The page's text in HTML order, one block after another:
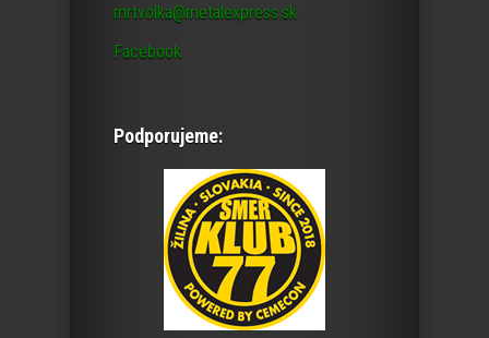
mrtvolka@metalexpress.sk
Facebook
Podporujeme: